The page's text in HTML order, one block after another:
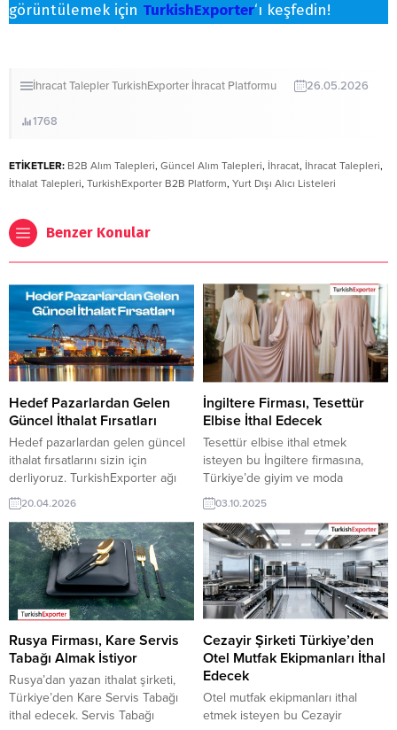
görüntülemek için TurkishExporter‘ı keşfedin!
İhracatTaleplerTurkishExporter İhracat Platformu 26.05.2026
1768
ETİKETLER: B2B Alım Talepleri, Güncel Alım Talepleri, İhracat, İhracat Talepleri,
İthalat Talepleri, TurkishExporter B2B Platform, Yurt Dışı Alıcı Listeleri
Benzer Konular
Hedef Pazarlardan Gelen
Güncel İthalat Fırsatları
Hedef pazarlardan gelen güncel
ithalat fırsatlarını sizin için
derliyoruz. TurkishExporter ağı
üzerinden doğrulanmış alıcı
talepleri, sektör bazlı analizler ve
doğrudan bağlantı imkânlarıyla
ihracatınızı büyütmek için yeni
kapılar aralayın. Şimdi bak: Güncel
Alım Taleplerinden Seçmeler:
Arnavutluk Firması, Musluk İthal
Etmek İstiyorÖzbekistanlı Firma,
Enerji İçeceği Sipariş
EdecekSenegal Şirketi, Kadın
Elbisesi Tedarikçisi ArıyorTunus,...
20.04.2026
İngiltere Firması, Tesettür
Elbise İthal Edecek
Tesettür elbise ithal etmek
isteyen bu İngiltere firmasına,
Türkiye’de giyim ve moda
ürünleri ile elbise üreticisi veya
tedarikçisi olan ihracatçı firmalar
teklif sunabilirler. Yeni bir ihracat
pazarı fırsatı olan bu alım ilanının
iletişim bilgilerine TurkishExporter
VIP üyeleri ile TE üyelik kredisi
sahibi ihracat şirketleri
erişebilmektedir. ➤ Bu ithalat alım
talebinin...
03.10.2025
Rusya Firması, Kare Servis
Tabağı Almak İstiyor
Rusya’dan yazan ithalat şirketi,
Türkiye’den Kare Servis Tabağı
ithal edecek. Servis Tabağı
Cezayir Şirketi Türkiye’den
Otel Mutfak Ekipmanları İthal
Edecek
Otel mutfak ekipmanları ithal
etmek isteyen bu Cezayir